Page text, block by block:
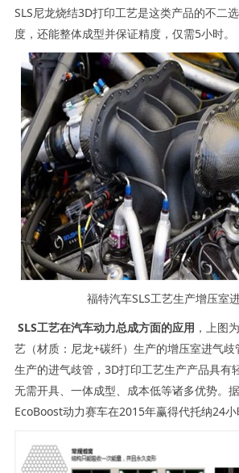
SLS尼龙烧结3D打印工艺是这类产品的不二
度，还能整体成型并保证精度，仅需5小时。
福特汽车SLS工艺生产增压室
SLS工艺在汽车动力总成方面的应用 ，上图
艺（材质：尼龙+碳纤）生产的增压室进气
生产的进气歧管，3D打印工艺生产产品具有
无需开具、一体成型、成本低等诸多优势。
EcoBoost动力赛车在2015年赢得代托纳24小